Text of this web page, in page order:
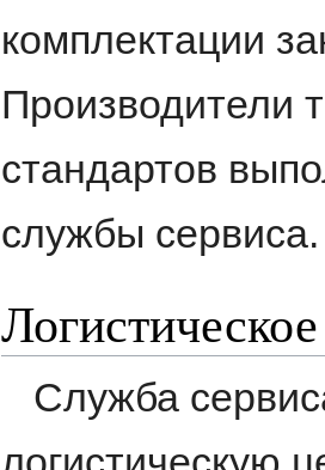
комплектации
Производители
стандартов
службы сервиса.
Служба